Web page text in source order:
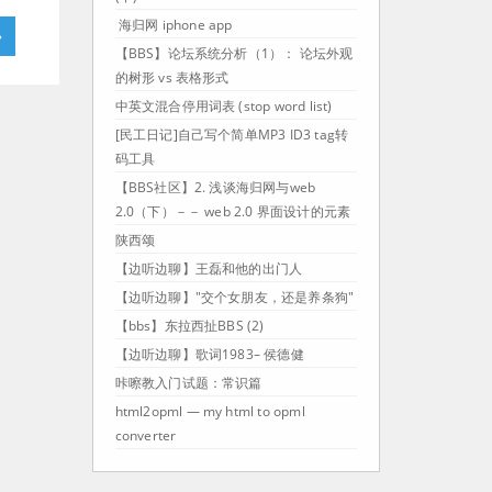
海归网 iphone app
【BBS】论坛系统分析（1）： 论坛外观
的树形 vs 表格形式
中英文混合停用词表 (stop word list)
[民工日记]自己写个简单MP3 ID3 tag转
码工具
【BBS社区】2. 浅谈海归网与web
2.0（下）－－ web 2.0 界面设计的元素
陕西颂
【边听边聊】王磊和他的出门人
【边听边聊】"交个女朋友，还是养条狗"
【bbs】东拉西扯BBS (2)
【边听边聊】歌词1983– 侯德健
咔嚓教入门试题：常识篇
html2opml — my html to opml
converter